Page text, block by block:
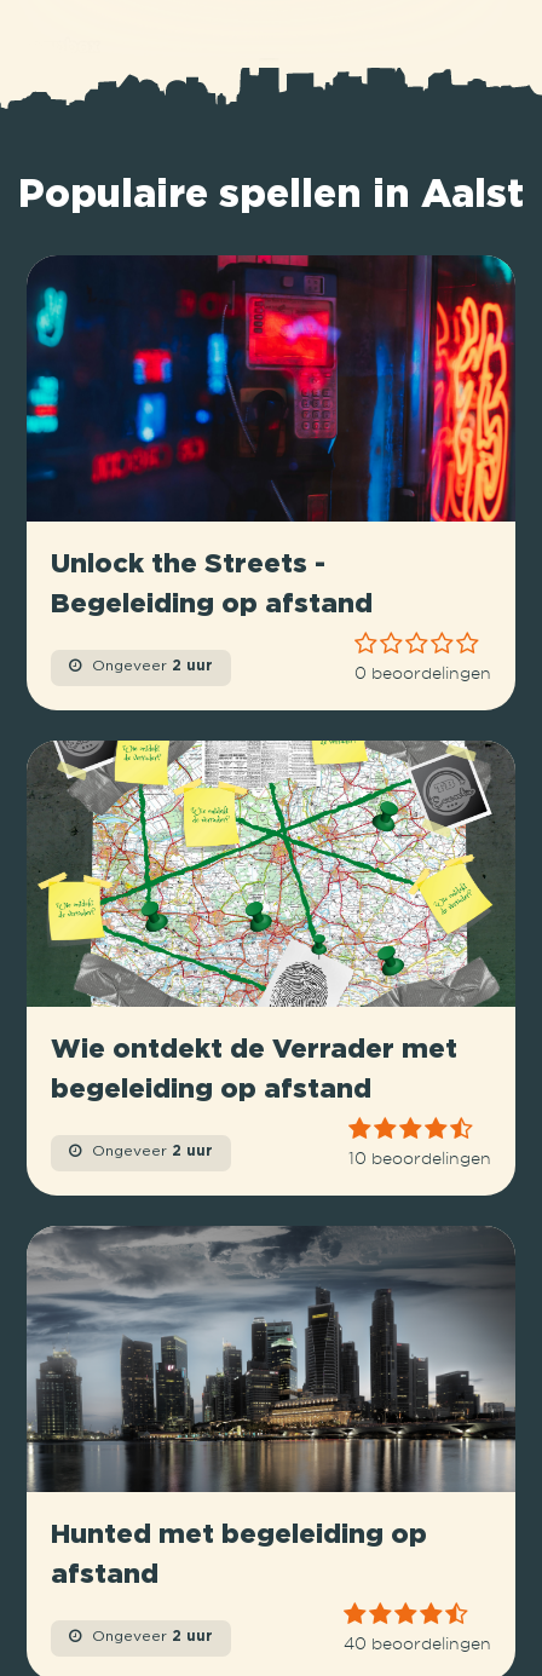
Populaire spellen in Aalst
Unlock the Streets -
Begeleiding op afstand
Ongeveer 2 uur 0 beoordelingen
Wie ontdekt de Verrader met
begeleiding op afstand
Ongeveer 2 uur 10 beoordelingen
Hunted met begeleiding op
afstand
Ongeveer 2 uur 40 beoordelingen